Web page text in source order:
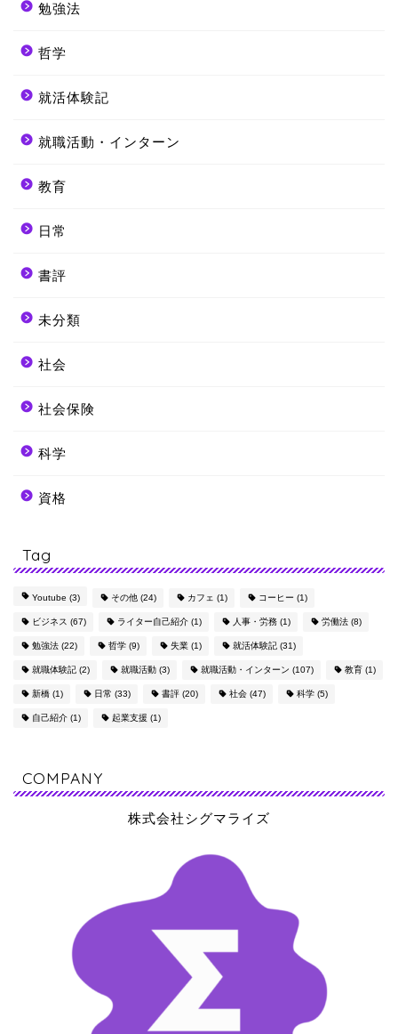
勉強法
哲学
就活体験記
就職活動・インターン
教育
日常
書評
未分類
社会
社会保険
科学
資格
Tag
Youtube (3) その他 (24) カフェ (1) コーヒー (1)
ビジネス (67) ライター自己紹介 (1) 人事・労務 (1) 労働法 (8)
勉強法 (22) 哲学 (9) 失業 (1) 就活体験記 (31)
就職体験記 (2) 就職活動 (3) 就職活動・インターン (107) 教育 (1)
新橋 (1) 日常 (33) 書評 (20) 社会 (47) 科学 (5)
自己紹介 (1) 起業支援 (1)
COMPANY
株式会社シグマライズ